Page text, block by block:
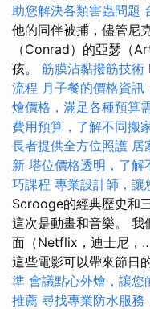
助您解決各類害蟲問題
他的同伴被捕，儘管尼
（Conrad）的亞瑟（
孩。 筋膜沾黏撥筋技術
流程 月子餐的價格資訊
燴價格，滿足各種預算
費用預算，了解不同搬
長者提供全方位照護 居
新 塔位價格透明，了解
巧課程 專業設計師，讓
Scrooge的經典歷史和
這次是動畫和音樂。
面（Netflix，迪士尼，
這些電影可以帶來節日
準 會議點心外燴，讓您
推薦 尋找專業防水服務